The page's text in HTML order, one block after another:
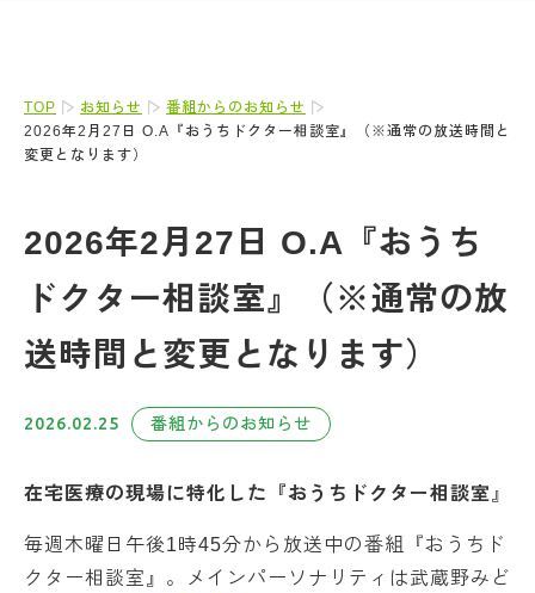
TOP お知らせ
番組からのお知らせ
2026年2月27日 O.A『おうちドクター相談室』（※通常の放送時間と
変更となります）
2026年2月27日 O.A『おうち
ドクター相談室』（※通常の放
送時間と変更となります）
2026.02.25 番組からのお知らせ
在宅医療の現場に特化した『おうちドクター相談室 』
毎週木曜日午後1時45分から放送中の番組『おうちド
クター相談室』。メインパーソナリティは武蔵野みど